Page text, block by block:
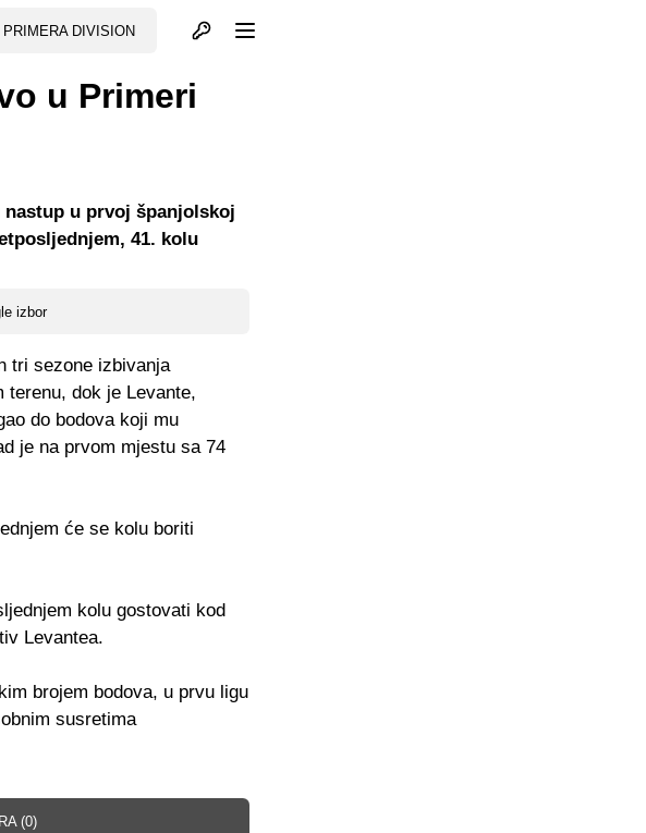
PRIMERA DIVISION Otvori profil
u Primeri
izbor
nastup u prvoj španjolskoj
41. kolu
tri sezone izbivanja
terenu, dok je Levante,
do bodova koji mu
je na prvom mjestu sa 74
će se kolu boriti
kolu gostovati kod
Levantea.
brojem bodova, u prvu ligu
susretima
(0)